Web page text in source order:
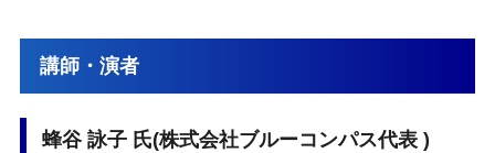
講師・演者
蜂谷 詠子 氏(株式会社ブルーコンパス代表 )